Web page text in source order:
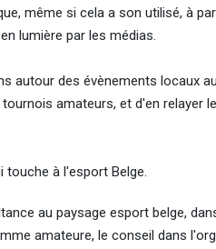
même si cela a son utilisé, à
lumière par les médias.
autour des évènements locaux
amateurs, et d'en relayer
touche à l'esport Belge.
au paysage esport belge,
amateure, le conseil dans